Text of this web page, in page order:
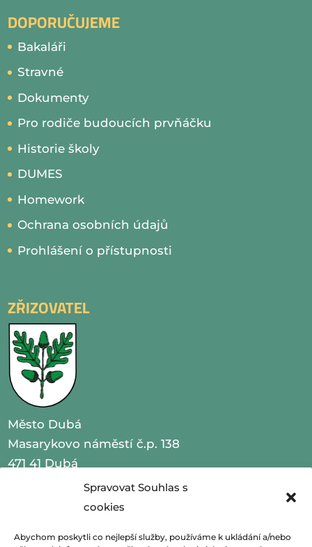
Spravovat Souhlas s
cookies
Abychom poskytli co nejlepší služby, používáme k ukládání a/nebo
DOPORUČUJEME
Bakaláři
Stravné
Dokumenty
Pro rodiče budoucích prvňáčku
Historie školy
DUMES
Homework
Ochrana osobních údajů
Prohlášení o přístupnosti
ZŘIZOVATEL
Město Dubá
Masarykovo náměstí č.p. 138
471 41 Dubá
IČO 00260479